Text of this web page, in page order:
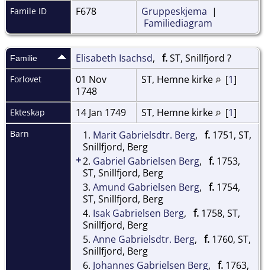
Famile ID F678 Gruppeskjema |
Familiediagram
Familie Elisabeth Isachsd, f.ST, Snillfjord ?
Forlovet
01 Nov
1748
ST, Hemne kirke [1]
Ekteskap 14 Jan 1749 ST, Hemne kirke [1]
Barn 1. Marit Gabrielsdtr. Berg, f. 1751, ST,
Snillfjord, Berg
+2. Gabriel Gabrielsen Berg, f. 1753,
ST, Snillfjord, Berg
3. Amund Gabrielsen Berg, f. 1754,
ST, Snillfjord, Berg
4. Isak Gabrielsen Berg, f. 1758, ST,
Snillfjord, Berg
5. Anne Gabrielsdtr. Berg, f. 1760, ST,
Snillfjord, Berg
6. Johannes Gabrielsen Berg, f. 1763,